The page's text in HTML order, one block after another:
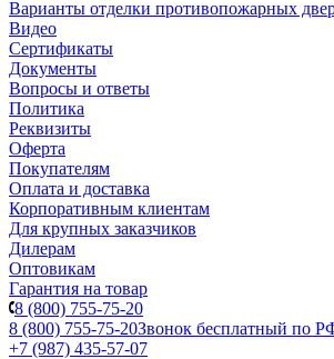
Варианты отделки противопожарных
Видео
Сертификаты
Документы
Вопросы и ответы
Политика
Реквизиты
Оферта
Покупателям
Оплата и доставка
Корпоративным клиентам
Для крупных заказчиков
Дилерам
Оптовикам
Гарантия на товар
8 (800) 755-75-20
8 (800) 755-75-20Звонок бесплатный по
+7 (987) 435-57-07